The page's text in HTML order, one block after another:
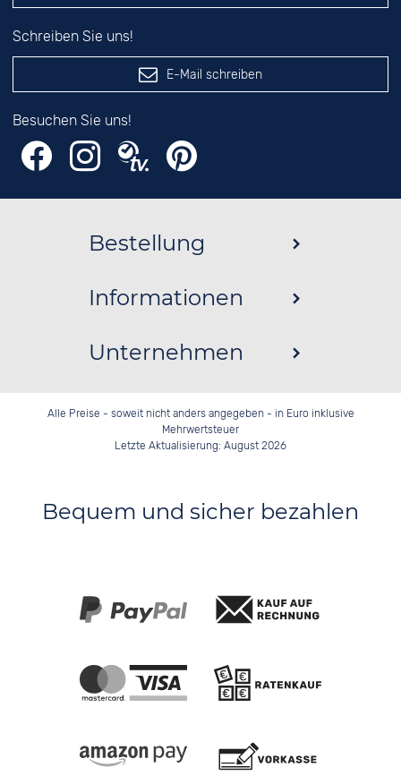
Schreiben Sie uns!
E-Mail schreiben
Besuchen Sie uns!
Bestellung
Informationen
Unternehmen
Alle Preise - soweit nicht anders angegeben - in Euro inklusive
Mehrwertsteuer
Letzte Aktualisierung: August 2026
Bequem und sicher bezahlen